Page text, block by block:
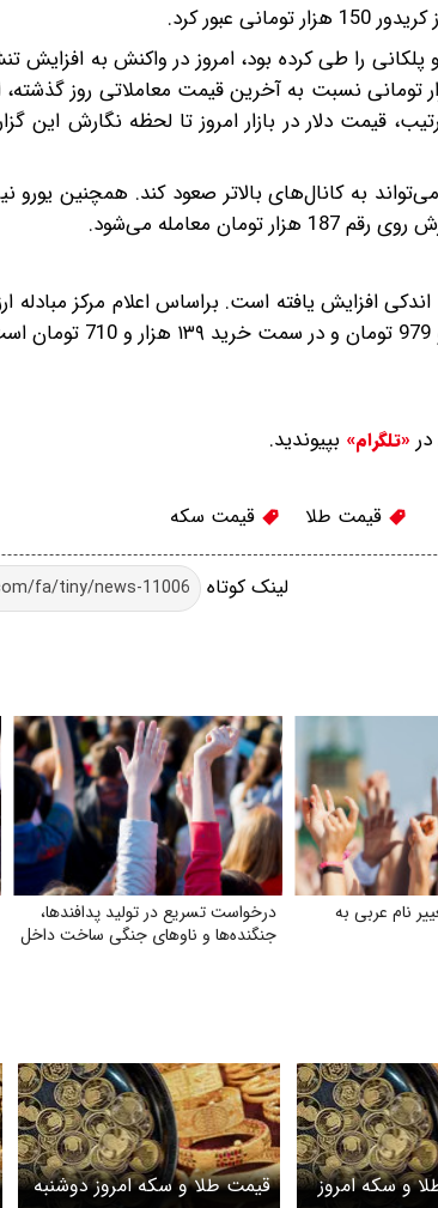
پلکانی را طی کرده‌ بود، امروز در واکنش به
معامله می‌شود.
قیمت دلار توافقی امروز سه شنبه 8 اردیبهشت ۱۴۰۵ اندکی افزایش یافته است. براساس
«تلگرام» بپیوندید.
قیمت طلا قیمت سکه
لینک کوتاه
نام عربی به
درخواست تسریع در تولید پدافندها،
جنگنده‌ها و ناوهای جنگی ساخت داخل
و سکه امروز
قیمت طلا و سکه امروز دوشنبه